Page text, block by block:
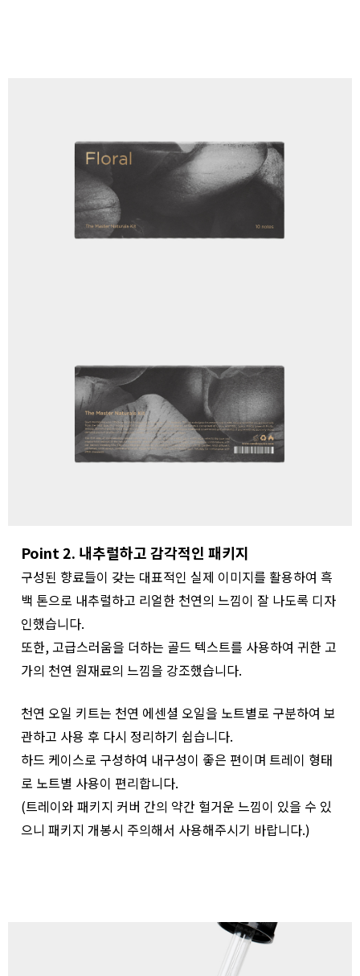
Point 2. 내추럴하고 감각적인 패키지
구성된 향료들이 갖는 대표적인 실제 이미지를 활용하여 흑
백 톤으로 내추럴하고 리얼한 천연의 느낌이 잘 나도록 디자
인했습니다.
또한, 고급스러움을 더하는 골드 텍스트를 사용하여 귀한 고
가의 천연 원재료의 느낌을 강조했습니다.
천연 오일 키트는 천연 에센셜 오일을 노트별로 구분하여 보
관하고 사용 후 다시 정리하기 쉽습니다.
하드 케이스로 구성하여 내구성이 좋은 편이며 트레이 형태
로 노트별 사용이 편리합니다.
(트레이와 패키지 커버 간의 약간 헐거운 느낌이 있을 수 있
으니 패키지 개봉시 주의해서 사용해주시기 바랍니다.)